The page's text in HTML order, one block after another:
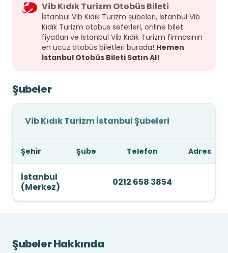
Vib Kıdık Turizm Otobüs Bileti
İstanbul Vib Kıdık Turizm şubeleri, İstanbul Vib
Kıdık Turizm otobüs seferleri, online bilet
fiyatları ve İstanbul Vib Kıdık Turizm firmasının
en ucuz otobüs biletleri burada! Hemen
İstanbul Otobüs Bileti Satın Al!
Şubeler
Vib Kıdık Turizm İstanbul Şubeleri
Şehir Şube Telefon Adres
İstanbul
(Merkez)
0212 658 3854
Şubeler Hakkında